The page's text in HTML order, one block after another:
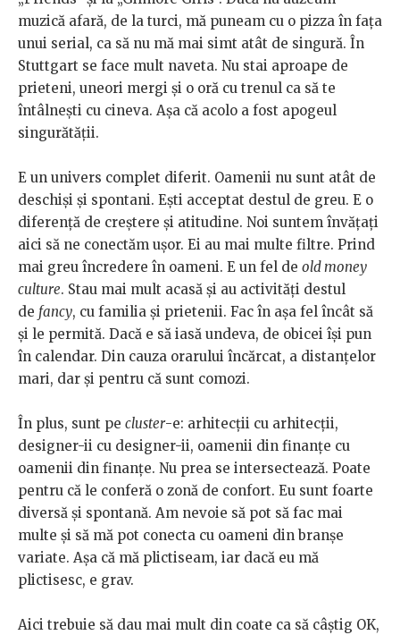
muzică afară, de la turci, mă puneam cu o pizza în fața
unui serial, ca să nu mă mai simt atât de singură. În
Stuttgart se face mult naveta. Nu stai aproape de
prieteni, uneori mergi și o oră cu trenul ca să te
întâlnești cu cineva. Așa că acolo a fost apogeul
singurătății.
E un univers complet diferit. Oamenii nu sunt atât de
deschiși și spontani. Ești acceptat destul de greu. E o
diferență de creștere și atitudine. Noi suntem învățați
aici să ne conectăm ușor. Ei au mai multe filtre. Prind
mai greu încredere în oameni. E un fel de old money
culture. Stau mai mult acasă și au activități destul
de fancy, cu familia și prietenii. Fac în așa fel încât să
și le permită. Dacă e să iasă undeva, de obicei își pun
în calendar. Din cauza orarului încărcat, a distanțelor
mari, dar și pentru că sunt comozi.
În plus, sunt pe cluster-e: arhitecții cu arhitecții,
designer-ii cu designer-ii, oamenii din finanțe cu
oamenii din finanțe. Nu prea se intersectează. Poate
pentru că le conferă o zonă de confort. Eu sunt foarte
diversă și spontană. Am nevoie să pot să fac mai
multe și să mă pot conecta cu oameni din branșe
variate. Așa că mă plictiseam, iar dacă eu mă
plictisesc, e grav.
Aici trebuie să dau mai mult din coate ca să câștig OK,